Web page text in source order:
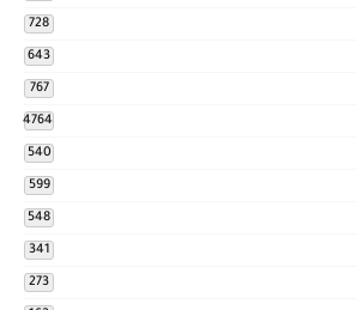
728
643
767
4764
540
599
548
341
273